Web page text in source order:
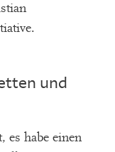
und
es habe einen